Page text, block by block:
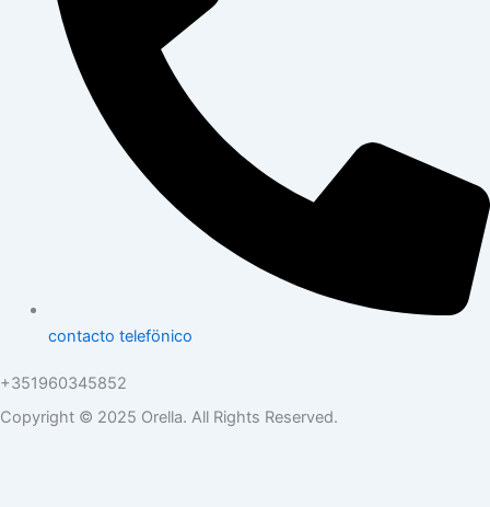
contacto telefönico
+351960345852
Copyright © 2025 Orella. All Rights Reserved.